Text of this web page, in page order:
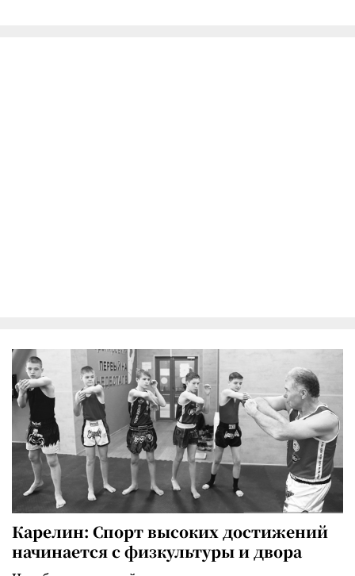
Карелин: Спорт высоких достижений
начинается с физкультуры и двора